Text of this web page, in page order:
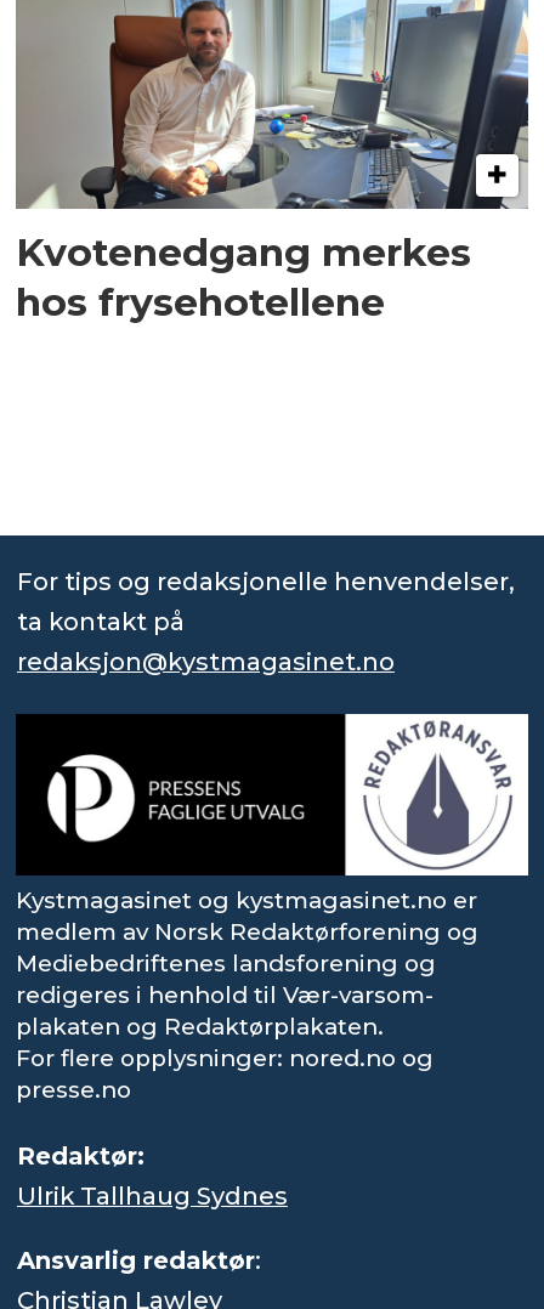
Kvotenedgang merkes
hos frysehotellene
For tips og redaksjonelle henvendelser,
ta kontakt på
redaksjon@kystmagasinet.no
Kystmagasinet og kystmagasinet.no er
medlem av Norsk Redaktørforening og
Mediebedriftenes landsforening og
redigeres i henhold til Vær-varsom-
plakaten og Redaktørplakaten.
For flere opplysninger: nored.no og
presse.no
Redaktør:
Ulrik Tallhaug Sydnes
Ansvarlig redaktør:
Christian Lawley